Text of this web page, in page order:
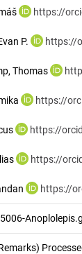
https://
P. https://
Thomas
https://
https://
https://
https://